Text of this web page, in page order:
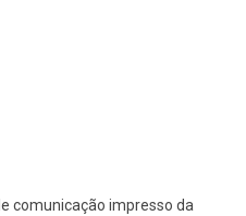
comunicação impresso da